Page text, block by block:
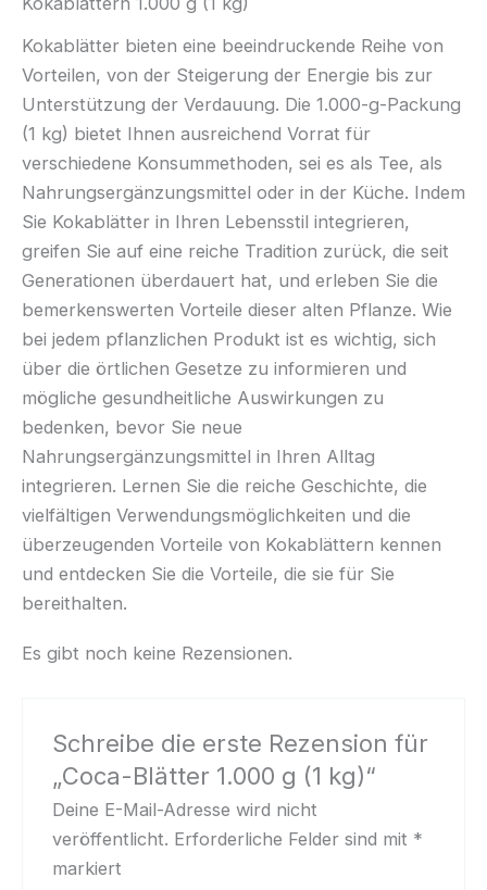
Kokablätter bieten eine beeindruckende Reihe von
Vorteilen, von der Steigerung der Energie bis zur
Unterstützung der Verdauung. Die 1.000-g-Packung
(1 kg) bietet Ihnen ausreichend Vorrat für
verschiedene Konsummethoden, sei es als Tee, als
Nahrungsergänzungsmittel oder in der Küche. Indem
Sie Kokablätter in Ihren Lebensstil integrieren,
greifen Sie auf eine reiche Tradition zurück, die seit
Generationen überdauert hat, und erleben Sie die
bemerkenswerten Vorteile dieser alten Pflanze. Wie
bei jedem pflanzlichen Produkt ist es wichtig, sich
über die örtlichen Gesetze zu informieren und
mögliche gesundheitliche Auswirkungen zu
bedenken, bevor Sie neue
Nahrungsergänzungsmittel in Ihren Alltag
integrieren. Lernen Sie die reiche Geschichte, die
vielfältigen Verwendungsmöglichkeiten und die
überzeugenden Vorteile von Kokablättern kennen
und entdecken Sie die Vorteile, die sie für Sie
bereithalten.
Es gibt noch keine Rezensionen.
Schreibe die erste Rezension für
„Coca-Blätter 1.000 g (1 kg)“
Deine E-Mail-Adresse wird nicht
veröffentlicht. Erforderliche Felder sind mit *
markiert